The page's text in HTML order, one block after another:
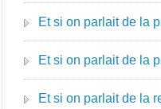
Et si on parlait de la
Et si on parlait de la
Et si on parlait de la